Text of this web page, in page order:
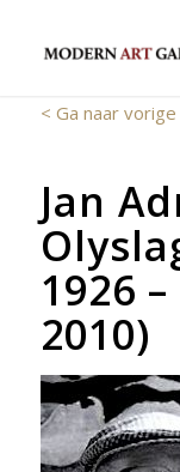
< Ga naar
Jan
1926
2010)